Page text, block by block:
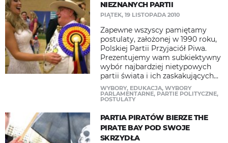
NIEZNANYCH PARTII
PIĄTEK, 19 LISTOPADA 2010
Zapewne wszyscy pamiętamy
postulaty, założonej w 1990 roku,
Polskiej Partii Przyjaciół Piwa.
Prezentujemy wam subkiektywny
wybór najbardziej nietypowych
partii świata i ich zaskakujących...
WYBORY, EDUKACJA, WYBORY
PARLAMENTARNE, PARTIE POLITYCZNE,
POSTULATY
PARTIA PIRATÓW BIERZE THE
PIRATE BAY POD SWOJE
SKRZYDŁA